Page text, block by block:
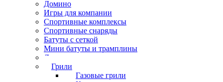
Домино
Игры для компании
Спортивные комплексы
Спортивные снаряды
Батуты с сеткой
Мини батуты и трамплины
Дартс
Грили
Газовые грили